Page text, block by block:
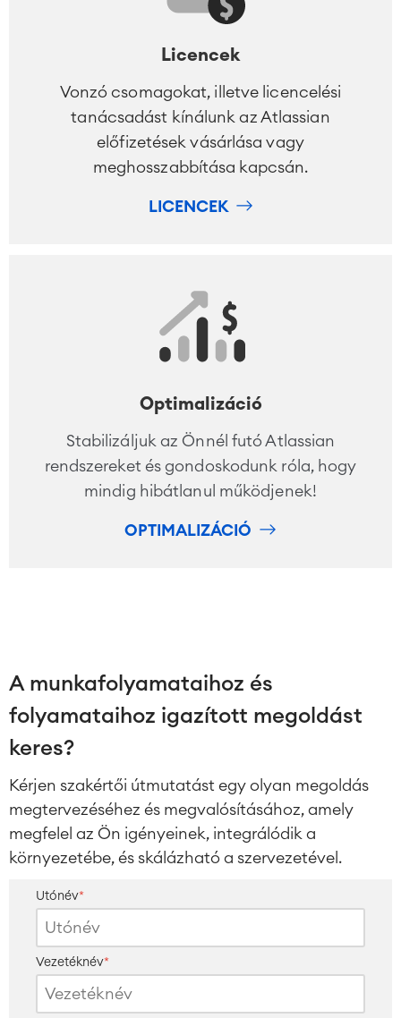
Meetingek
Közös Intranet
Virtuális Iroda
Integrációk
■
Licencek
Vonzó csomagokat, illetve licencelési
tanácsadást kínálunk az Atlassian
előfizetések vásárlása vagy
meghosszabbítása kapcsán.
LICENCEK
Optimalizáció
Stabilizáljuk az Önnél futó Atlassian
rendszereket és gondoskodunk róla, hogy
mindig hibátlanul működjenek!
OPTIMALIZÁCIÓ
A munkafolyamataihoz és
folyamataihoz igazított megoldást
keres?
Kérjen szakértői útmutatást egy olyan megoldás
megtervezéséhez és megvalósításához, amely
megfelel az Ön igényeinek, integrálódik a
környezetébe, és skálázható a szervezetével.
Utónév*
Vezetéknév*